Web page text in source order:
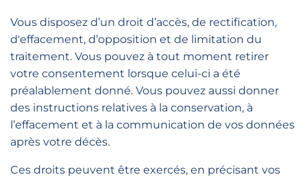
Vous disposez d’un droit d’accès, de rectification,
d'effacement, d’opposition et de limitation du
traitement. Vous pouvez à tout moment retirer
votre consentement lorsque celui-ci a été
préalablement donné. Vous pouvez aussi donner
des instructions relatives à la conservation, à
l’effacement et à la communication de vos données
après votre décès.
Ces droits peuvent être exercés, en précisant vos